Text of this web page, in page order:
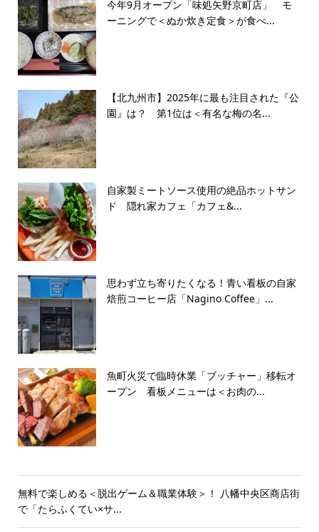
今年9月オープン「味処矢野京町店」 モ
ーニングで＜ぬか炊き定食＞が食べ...
【北九州市】2025年に最も注目された『公
園』は？ 第1位は＜有名な梅の名...
自家製ミートソース使用の絶品ホットサン
ド 隠れ家カフェ「カフェ&...
思わず立ち寄りたくなる！青い看板の自家
焙煎コーヒー店「Nagino Coffee」...
魚町火災で臨時休業「ブッチャー」移転オ
ープン 看板メニューは＜お肉の...
無料で楽しめる＜脱出ゲーム＆職業体験＞！ 八幡中央区商店街
で「たらふくてい×サ...